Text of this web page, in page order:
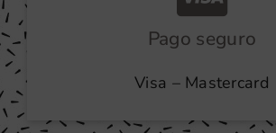
Pago seguro
Visa – Mastercard